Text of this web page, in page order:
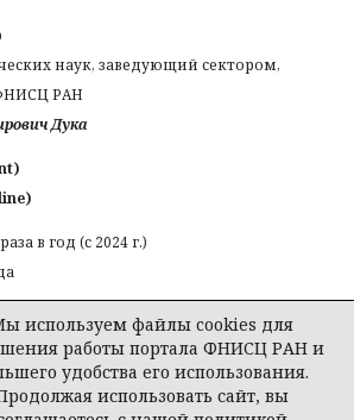
наук, заведующий сектором,
РАН
Дука
в год (с 2024 г.)
используем файлы cookies для
работы портала ФНИСЦ РАН и
удобства его использования.
использовать сайт, вы